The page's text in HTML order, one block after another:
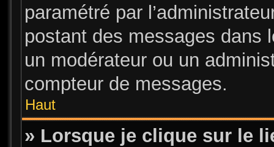
paramétré par
postant des messages dans
un modérateur ou un
compteur de messages.
Haut
» Lorsque je clique sur le